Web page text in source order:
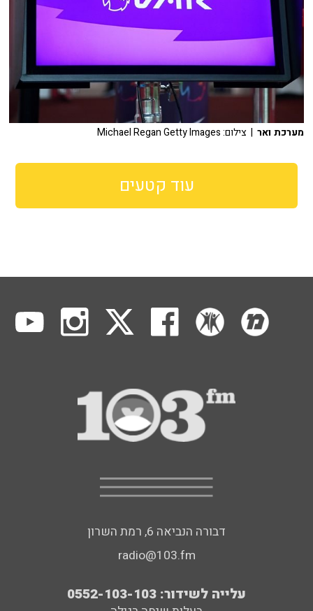
מערכת ואר | צילום: Michael Regan Getty Images
עוד קטעים
דבורה הנביאה 6, רמת השרון
radio@103.fm
עלייה לשידור: 0552-103-103